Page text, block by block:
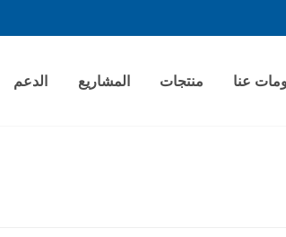
عنا منتجات المشاريع الدعم